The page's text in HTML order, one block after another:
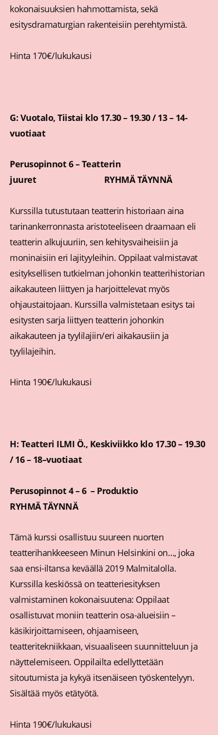
kokonaisuuksien hahmottamista, sekä
esitysdramaturgian rakenteisiin perehtymistä.
Hinta 170€/lukukausi
G: Vuotalo, Tiistai klo 17.30 – 19.30 / 13 – 14-
vuotiaat
Perusopinnot 6 – Teatterin
juuret RYHMÄ TÄYNNÄ
Kurssilla tutustutaan teatterin historiaan aina
tarinankerronnasta aristoteeliseen draamaan eli
teatterin alkujuuriin, sen kehitysvaiheisiin ja
moninaisiin eri lajityyleihin. Oppilaat valmistavat
esityksellisen tutkielman johonkin teatterihistorian
aikakauteen liittyen ja harjoittelevat myös
ohjaustaitojaan. Kurssilla valmistetaan esitys tai
esitysten sarja liittyen teatterin johonkin
aikakauteen ja tyylilajiin/eri aikakausiin ja
tyylilajeihin.
Hinta 190€/lukukausi
H: Teatteri ILMI Ö., Keskiviikko klo 17.30 – 19.30
/ 16 – 18–vuotiaat
Perusopinnot 4 – 6 – Produktio
RYHMÄ TÄYNNÄ
Tämä kurssi osallistuu suureen nuorten
teatterihankkeeseen Minun Helsinkini on…, joka
saa ensi-iltansa keväällä 2019 Malmitalolla.
Kurssilla keskiössä on teatteriesityksen
valmistaminen kokonaisuutena: Oppilaat
osallistuvat moniin teatterin osa-alueisiin –
käsikirjoittamiseen, ohjaamiseen,
teatteritekniikkaan, visuaaliseen suunnitteluun ja
näyttelemiseen. Oppilailta edellyttetään
sitoutumista ja kykyä itsenäiseen työskentelyyn.
Sisältää myös etätyötä.
Hinta 190€/lukukausi